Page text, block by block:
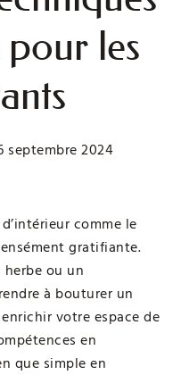
les
septembre 2024
comme le
gratifiante.
ou un
à bouturer un
votre espace de
en
que simple en